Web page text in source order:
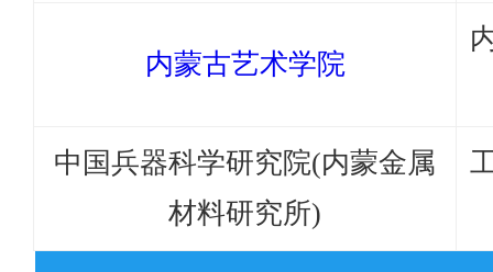
内蒙古艺术学院
中国兵器科学研究院(内蒙金属
材料研究所)